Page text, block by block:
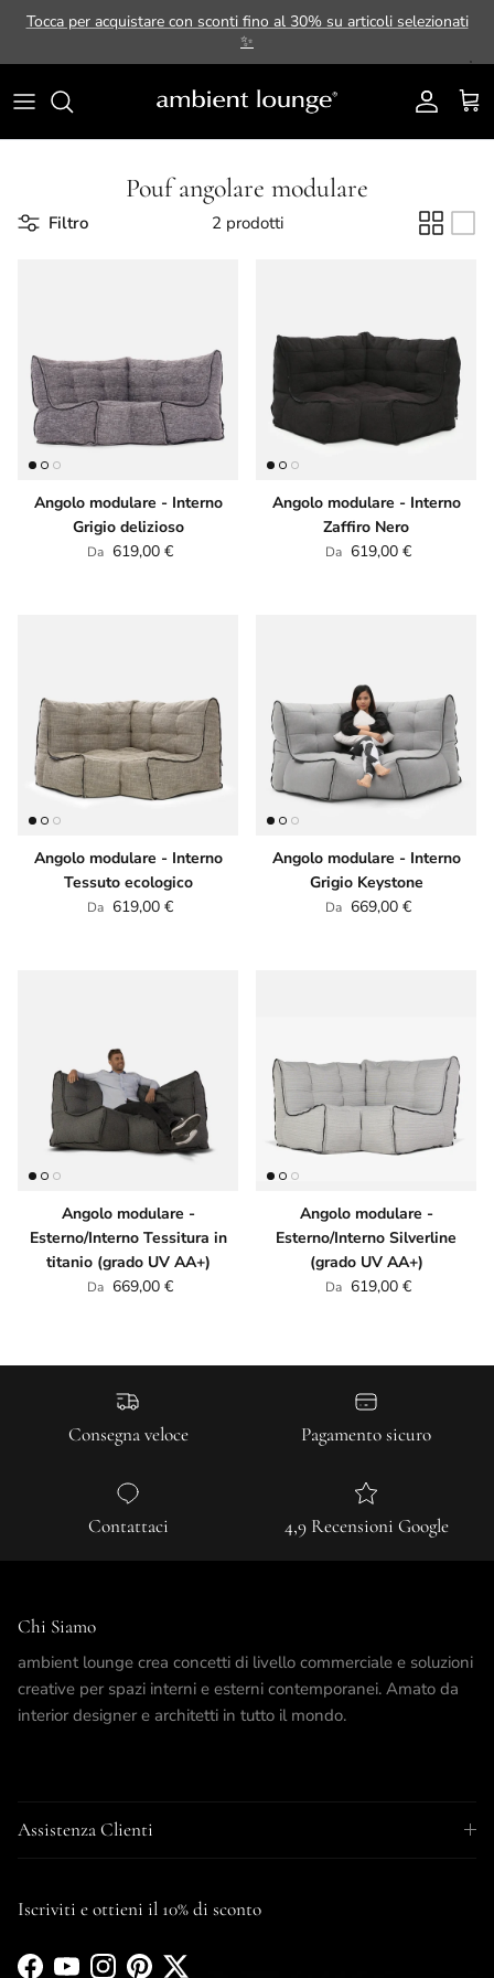
Passa ai contenuti
Tocca per acquistare con sconti fino al 30% su articoli selezionati
✨
Account
Pouf angolare modulare
Filtro 2 prodotti
Angolo modulare - Interno
Grigio delizioso
Prezzo normale
Da 619,00 €
Angolo modulare - Interno
Zaffiro Nero
Prezzo normale
Da 619,00 €
Angolo modulare - Interno
Tessuto ecologico
Prezzo normale
Da 619,00 €
Angolo modulare - Interno
Grigio Keystone
Prezzo normale
Da 669,00 €
Angolo modulare -
Esterno/Interno Tessitura in
titanio (grado UV AA+)
Prezzo normale
Da 669,00 €
Angolo modulare -
Esterno/Interno Silverline
(grado UV AA+)
Prezzo normale
Da 619,00 €
Consegna veloce Pagamento sicuro
Contattaci 4,9 Recensioni Google
Chi Siamo
ambient lounge crea concetti di livello commerciale e soluzioni
creative per spazi interni e esterni contemporanei. Amato da
interior designer e architetti in tutto il mondo.
Assistenza Clienti
Iscriviti e ottieni il 10% di sconto